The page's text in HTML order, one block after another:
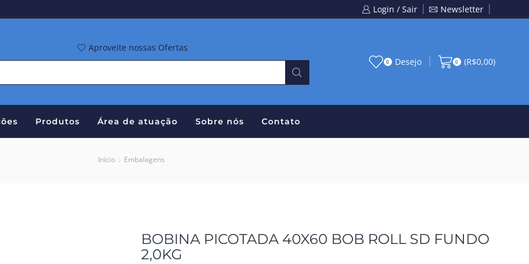
Login / Sair Newsletter
Aproveite nossas Ofertas
0 Desejo 0 (R$0,00)
Produtos Área de atuação Sobre nós Contato
Início Embalagens
BOBINA PICOTADA 40X60 BOB ROLL SD FUNDO
2,0KG